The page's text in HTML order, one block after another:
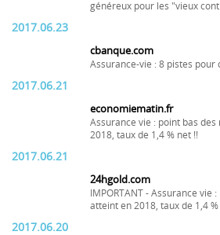
généreux pour les "vieux
2017.06.23
cbanque.com
Assurance-vie : 8 pistes pour
2017.06.21
economiematin.fr
Assurance vie : point bas
2018, taux de 1,4 % net !!
2017.06.21
24hgold.com
IMPORTANT - Assurance
atteint en 2018, taux de 1,4 %
2017.06.20